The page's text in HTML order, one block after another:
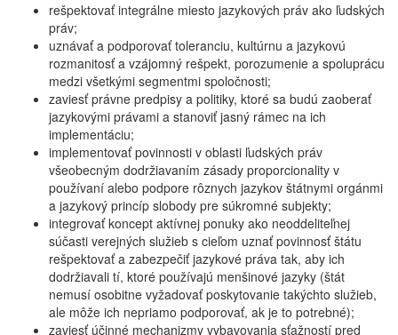
rešpektovať integrálne miesto jazykových práv ako ľudských
práv;
uznávať a podporovať toleranciu, kultúrnu a jazykovú
rozmanitosť a vzájomný rešpekt, porozumenie a spoluprácu
medzi všetkými segmentmi spoločnosti;
zaviesť právne predpisy a politiky, ktoré sa budú zaoberať
jazykovými právami a stanoviť jasný rámec na ich
implementáciu;
implementovať povinnosti v oblasti ľudských práv
všeobecným dodržiavaním zásady proporcionality v
používaní alebo podpore rôznych jazykov štátnymi orgánmi
a jazykový princíp slobody pre súkromné subjekty;
integrovať koncept aktívnej ponuky ako neoddeliteľnej
súčasti verejných služieb s cieľom uznať povinnosť štátu
rešpektovať a zabezpečiť jazykové práva tak, aby ich
dodržiavali tí, ktoré používajú menšinové jazyky (štát
nemusí osobitne vyžadovať poskytovanie takýchto služieb,
ale môže ich nepriamo podporovať, ak je to potrebné);
zaviesť účinné mechanizmy vybavovania sťažností pred